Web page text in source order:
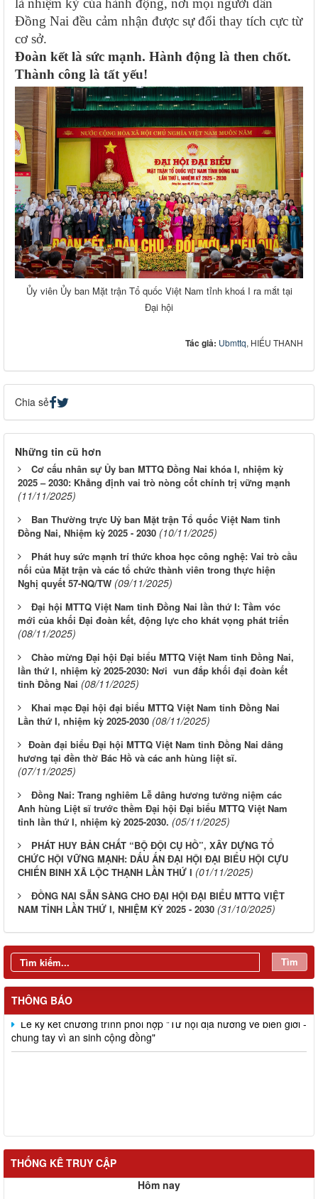
Đồng Nai đều cảm nhận được sự đổi thay tích cực từ
cơ sở.
Đoàn kết là sức mạnh. Hành động là then chốt.
Thành công là tất yếu!
Ủy viên Ủy ban Mặt trận Tổ quốc Việt Nam tỉnh khoá I ra mắt tại
Đại hội
Tác giả: Ubmttq, HIẾU THANH
Chia sẻ
Những tin cũ hơn
Cơ cấu nhân sự Ủy ban MTTQ Đồng Nai khóa I, nhiệm kỳ
2025 – 2030: Khẳng định vai trò nòng cốt chính trị vững mạnh
(11/11/2025)
Ban Thường trực Uỷ ban Mặt trận Tổ quốc Việt Nam tỉnh
Đồng Nai, Nhiệm kỳ 2025 - 2030 (10/11/2025)
Phát huy sức mạnh trí thức khoa học công nghệ: Vai trò cầu
nối của Mặt trận và các tổ chức thành viên trong thực hiện
Nghị quyết 57-NQ/TW (09/11/2025)
Đại hội MTTQ Việt Nam tỉnh Đồng Nai lần thứ I: Tầm vóc
mới của khối Đại đoàn kết, động lực cho khát vọng phát triển
(08/11/2025)
Chào mừng Đại hội Đại biểu MTTQ Việt Nam tỉnh Đồng Nai,
lần thứ I, nhiệm kỳ 2025-2030: Nơi vun đắp khối đại đoàn kết
tỉnh Đồng Nai (08/11/2025)
Khai mạc Đại hội đại biểu MTTQ Việt Nam tỉnh Đồng Nai
Lần thứ I, nhiệm kỳ 2025-2030 (08/11/2025)
​Đoàn đại biểu Đại hội MTTQ Việt Nam tỉnh Đồng Nai dâng
hương tại đền thờ Bác Hồ và các anh hùng liệt sĩ.
(07/11/2025)
Đồng Nai: Trang nghiêm Lễ dâng hương tưởng niệm các
Anh hùng Liệt sĩ trước thềm Đại hội Đại biểu MTTQ Việt Nam
tỉnh lần thứ I, nhiệm kỳ 2025-2030. (05/11/2025)
PHÁT HUY BẢN CHẤT “BỘ ĐỘI CỤ HỒ”, XÂY DỰNG TỔ
CHỨC HỘI VỮNG MẠNH: DẤU ẤN ĐẠI HỘI ĐẠI BIỂU HỘI CỰU
CHIẾN BINH XÃ LỘC THẠNH LẦN THỨ I (01/11/2025)
ĐỒNG NAI SẴN SÀNG CHO ĐẠI HỘI ĐẠI BIỂU MTTQ VIỆT
NAM TỈNH LẦN THỨ I, NHIỆM KỲ 2025 - 2030 (31/10/2025)
Tìm
THÔNG BÁO
Đồng chí Nguyễn Tấn Phú dự, chỉ đạo Hội nghị giao ban công
tác Mặt trận quý I năm 2026 và ký kết giao ước thi đua của cụm
thi đua số 5
Lễ ký kết chương trình phối hợp "Từ nội địa hướng về biên giới -
chung tay vì an sinh cộng đồng"
THỐNG KÊ TRUY CẬP
Hôm nay